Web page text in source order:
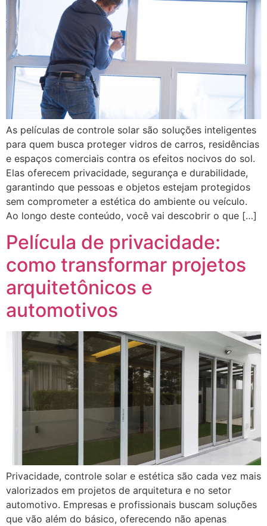
As películas de controle solar são soluções inteligentes
para quem busca proteger vidros de carros, residências
e espaços comerciais contra os efeitos nocivos do sol.
Elas oferecem privacidade, segurança e durabilidade,
garantindo que pessoas e objetos estejam protegidos
sem comprometer a estética do ambiente ou veículo.
Ao longo deste conteúdo, você vai descobrir o que […]
Película de privacidade:
como transformar projetos
arquitetônicos e
automotivos
Privacidade, controle solar e estética são cada vez mais
valorizados em projetos de arquitetura e no setor
automotivo. Empresas e profissionais buscam soluções
que vão além do básico, oferecendo não apenas